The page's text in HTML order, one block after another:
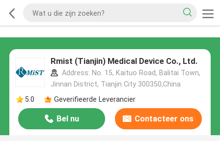
Rmist (Tianjin) Medical Device Co., Ltd.
Address: No. 15, Kaituo Road, Balitai Town,
Jinnan District, Tianjin City 300350,China
5.0
Geverifieerde Leverancier
Bel nu Contacteer ons